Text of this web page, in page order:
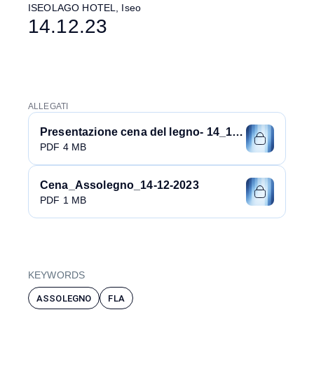
ISEOLAGO HOTEL, Iseo
14.12.23
ALLEGATI
Presentazione cena del legno- 14_12_2023
PDF 4 MB
Cena_Assolegno_14-12-2023
PDF 1 MB
KEYWORDS
ASSOLEGNO FLA